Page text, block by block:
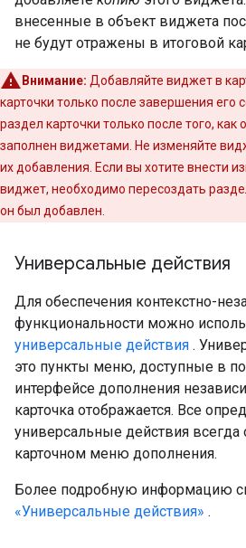
внесенные в объект виджета
не будут отражены в итоговой
Внимание: Добавляйте виджет в
карточки только после завершения его
раздел карточки только после того, как
заполнен виджетами. Не изменяйте
их добавления. Если вы хотите внести
виджет, необходимо пересоздать
он был добавлен.
Универсальные действия
Для обеспечения контекстно-
функциональности можно
универсальные действия .
это пункты меню, доступные в
интерфейсе дополнения
карточка отображается. Все
универсальные действия всегда
карточном меню дополнения.
Более подробную информацию
«Универсальные действия» .